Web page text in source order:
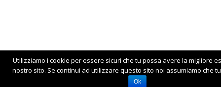
Utilizziamo i cookie per essere sicuri che tu possa avere la migliore
nostro sito. Se continui ad utilizzare questo sito noi assumiamo che
Ok